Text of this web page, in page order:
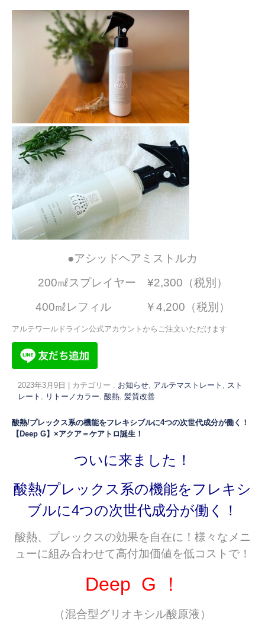
●アシッドヘアミストルカ
200㎖スプレイヤー ¥2,300（税別）
400㎖レフィル ￥4,200（税別）
アルテワールドライン公式アカウントからご注文いただけます
2023年3月9日 | カテゴリー : お知らせ アルテマストレート
スト
レート
リトーノカラー 酸熱 髪質改善
酸熱/プレックス系の機能をフレキシブルに4つの次世代成分が働く！
【Deep G】×アクア＝ケアトロ誕生！
ついに来ました！
酸熱/プレックス系の機能をフレキシ
ブルに4つの次世代成分が働く！
酸熱、プレックスの効果を自在に！様々なメニ
ューに組み合わせて高付加価値を低コストで！
Deep G ！
（混合型グリオキシル酸原液）